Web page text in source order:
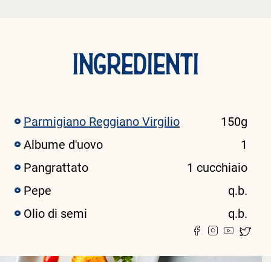
INGREDIENTI
Parmigiano Reggiano Virgilio
150g
Albume d'uovo
1
Pangrattato
1 cucchiaio
Pepe
q.b.
Olio di semi
q.b.